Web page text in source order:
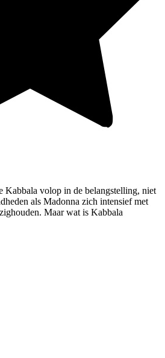
Kabbala volop in de belangstelling, niet
als Madonna zich intensief met
Maar wat is Kabbala